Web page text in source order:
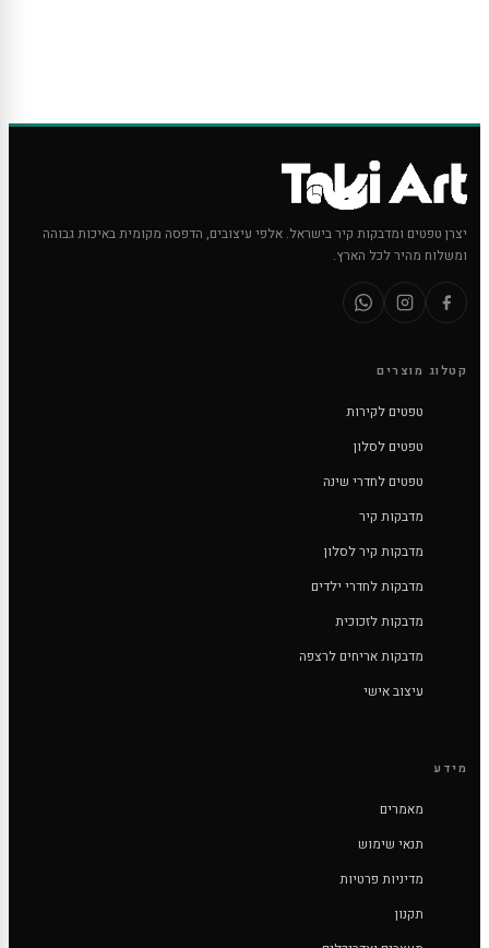
יצרן טפטים ומדבקות קיר בישראל. אלפי עיצובים, הדפסה מקומית באיכות גבוהה
ומשלוח מהיר לכל הארץ.
קטלוג מוצרים
טפטים לקירות
טפטים לסלון
טפטים לחדרי שינה
מדבקות קיר
מדבקות קיר לסלון
מדבקות לחדרי ילדים
מדבקות לזכוכית
מדבקות אריחים לרצפה
עיצוב אישי
מידע
מאמרים
תנאי שימוש
מדיניות פרטיות
תקנון